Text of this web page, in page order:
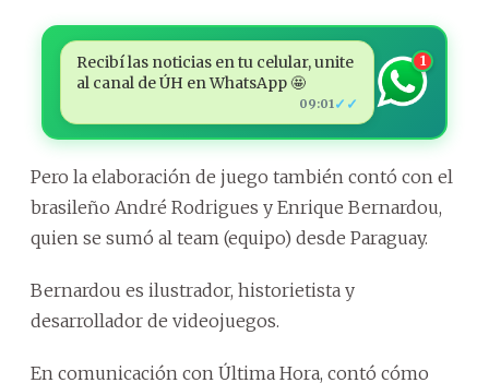
Recibí las noticias en tu celular, unite
al canal de ÚH en WhatsApp 🤩
09:01 ✓✓
1
Pero la elaboración de juego también contó con el
brasileño André Rodrigues y Enrique Bernardou,
quien se sumó al team (equipo) desde Paraguay.
Bernardou es ilustrador, historietista y
desarrollador de videojuegos.
En comunicación con Última Hora, contó cómo